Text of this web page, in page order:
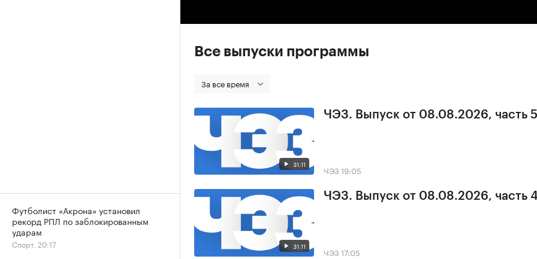
Все выпуски программы
За все время
31:11
ЧЭЗ. Выпуск от 08.08.2026, часть 5
ЧЭЗ 19:05
31:11
ЧЭЗ. Выпуск от 08.08.2026, часть
ЧЭЗ 17:05
Футболист «Акрона» установил
рекорд РПЛ по заблокированным
ударам
Спорт, 20:17